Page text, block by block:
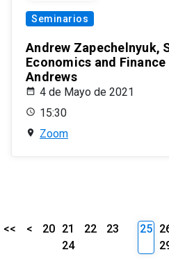
Seminarios
Andrew Zapechelnyuk,
Economics and
Andrews
4 de Mayo de 2021
15:30
Zoom
<< < 20 21 22
23
24
25